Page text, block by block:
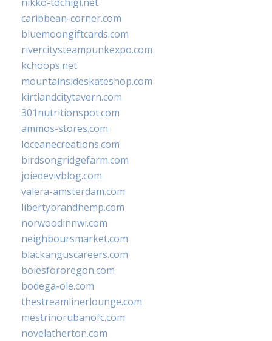
caribbean-corner.com
bluemoongiftcards.com
rivercitysteampunkexpo.com
kchoops.net
mountainsideskateshop.com
kirtlandcitytavern.com
301nutritionspot.com
ammos-stores.com
loceanecreations.com
birdsongridgefarm.com
joiedevivblog.com
valera-amsterdam.com
libertybrandhemp.com
norwoodinnwi.com
neighboursmarket.com
blackanguscareers.com
bolesfororegon.com
bodega-ole.com
thestreamlinerlounge.com
mestrinorubanofc.com
novelatherton.com